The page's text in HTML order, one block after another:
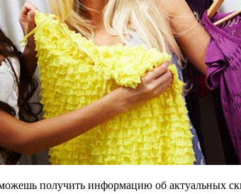
получить информацию об актуальных